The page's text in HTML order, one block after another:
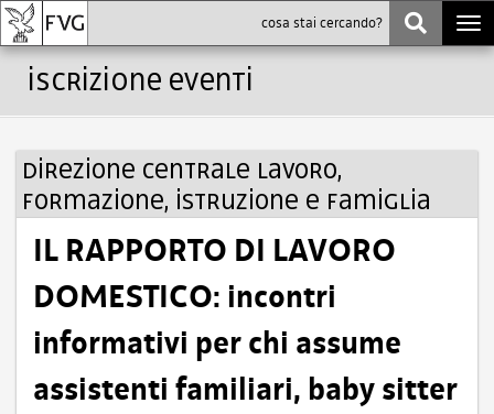
Iscrizione Eventi
Direzione centrale lavoro,
formazione, istruzione e famiglia
IL RAPPORTO DI LAVORO
DOMESTICO: incontri
informativi per chi assume
assistenti familiari, baby sitter